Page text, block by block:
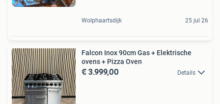
Wolphaartsdijk 25 jul 26
Falcon Inox 90cm Gas + Elektrische
ovens + Pizza Oven
€ 3.999,00 Details